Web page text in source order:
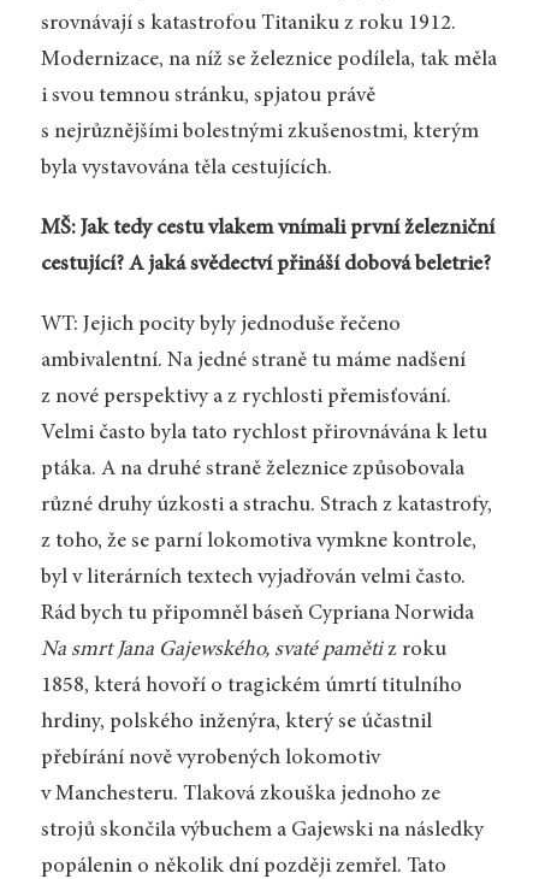
srovnávají s katastrofou Titaniku z roku 1912.
Modernizace, na níž se železnice podílela, tak měla
i svou temnou stránku, spjatou právě
s nejrůznějšími bolestnými zkušenostmi, kterým
byla vystavována těla cestujících.
MŠ: Jak tedy cestu vlakem vnímali první železniční
cestující? A jaká svědectví přináší dobová beletrie?
WT: Jejich pocity byly jednoduše řečeno
ambivalentní. Na jedné straně tu máme nadšení
z nové perspektivy a z rychlosti přemisťování.
Velmi často byla tato rychlost přirovnávána k letu
ptáka. A na druhé straně železnice způsobovala
různé druhy úzkosti a strachu. Strach z katastrofy,
z toho, že se parní lokomotiva vymkne kontrole,
byl v literárních textech vyjadřován velmi často.
Rád bych tu připomněl báseň Cypriana Norwida
Na smrt Jana Gajewského, svaté pamětiz roku
1858, která hovoří o tragickém úmrtí titulního
hrdiny, polského inženýra, který se účastnil
přebírání nově vyrobených lokomotiv
v Manchesteru. Tlaková zkouška jednoho ze
strojů skončila výbuchem a Gajewski na následky
popálenin o několik dní později zemřel. Tato